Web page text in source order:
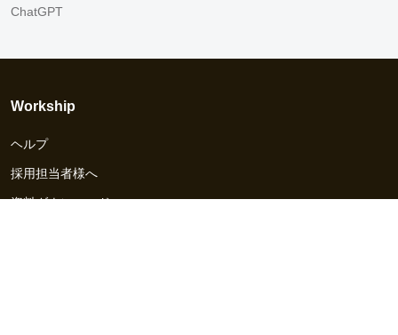
ChatGPT
Workship
ヘルプ
採用担当者様へ
資料ダウンロード